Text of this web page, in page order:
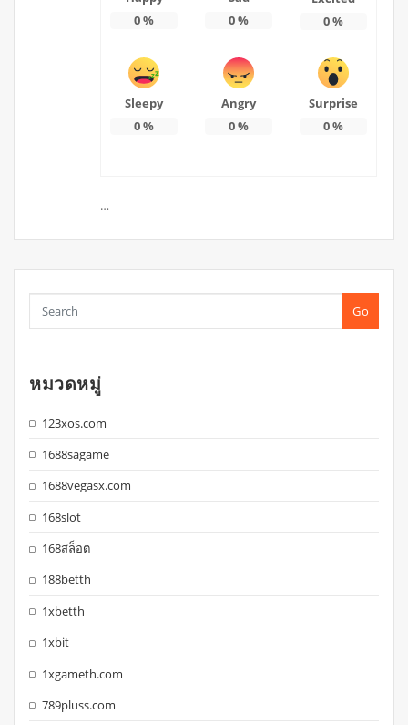
0%
0%
0%
Sleepy
0%
Angry
0%
Surprise
0%
…
Go
หมวดหมู่
123xos.com
1688sagame
1688vegasx.com
168slot
168สล็อต
188betth
1xbetth
1xbit
1xgameth.com
789pluss.com